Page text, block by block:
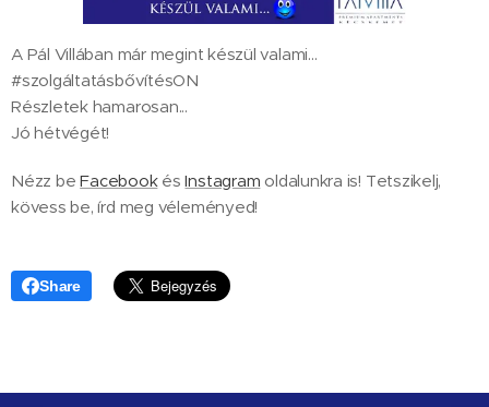
A Pál Villában már megint készül valami... 🎨🧹
#szolgáltatásbővítésON
Részletek hamarosan...
Jó hétvégét!
Nézz beFacebookésInstagram oldalunkra is! Tetszikelj,
kövess be, írd meg véleményed!
Share